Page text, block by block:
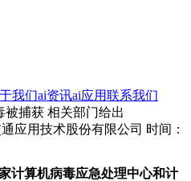
我们ai资讯ai应用联系我们
被捕获 相关部门给出
应用技术股份有限公司 时间：
算机病毒应急处理中心和计